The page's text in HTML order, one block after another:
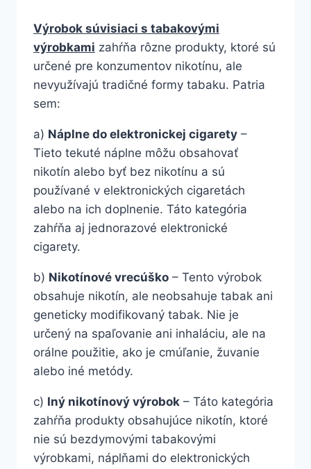
Výrobok súvisiaci s tabakovými
výrobkami zahŕňa rôzne produkty, ktoré sú
určené pre konzumentov nikotínu, ale
nevyužívajú tradičné formy tabaku. Patria
sem:
a) Náplne do elektronickej cigarety –
Tieto tekuté náplne môžu obsahovať
nikotín alebo byť bez nikotínu a sú
používané v elektronických cigaretách
alebo na ich doplnenie. Táto kategória
zahŕňa aj jednorazové elektronické
cigarety.
b) Nikotínové vrecúško – Tento výrobok
obsahuje nikotín, ale neobsahuje tabak ani
geneticky modifikovaný tabak. Nie je
určený na spaľovanie ani inhaláciu, ale na
orálne použitie, ako je cmúľanie, žuvanie
alebo iné metódy.
c) Iný nikotínový výrobok – Táto kategória
zahŕňa produkty obsahujúce nikotín, ktoré
nie sú bezdymovými tabakovými
výrobkami, náplňami do elektronických